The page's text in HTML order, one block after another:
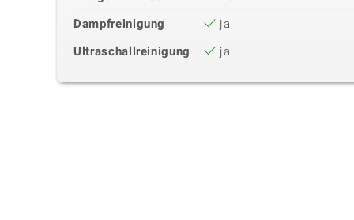
Dampfreinigung
ja
Ultraschallreinigung
ja